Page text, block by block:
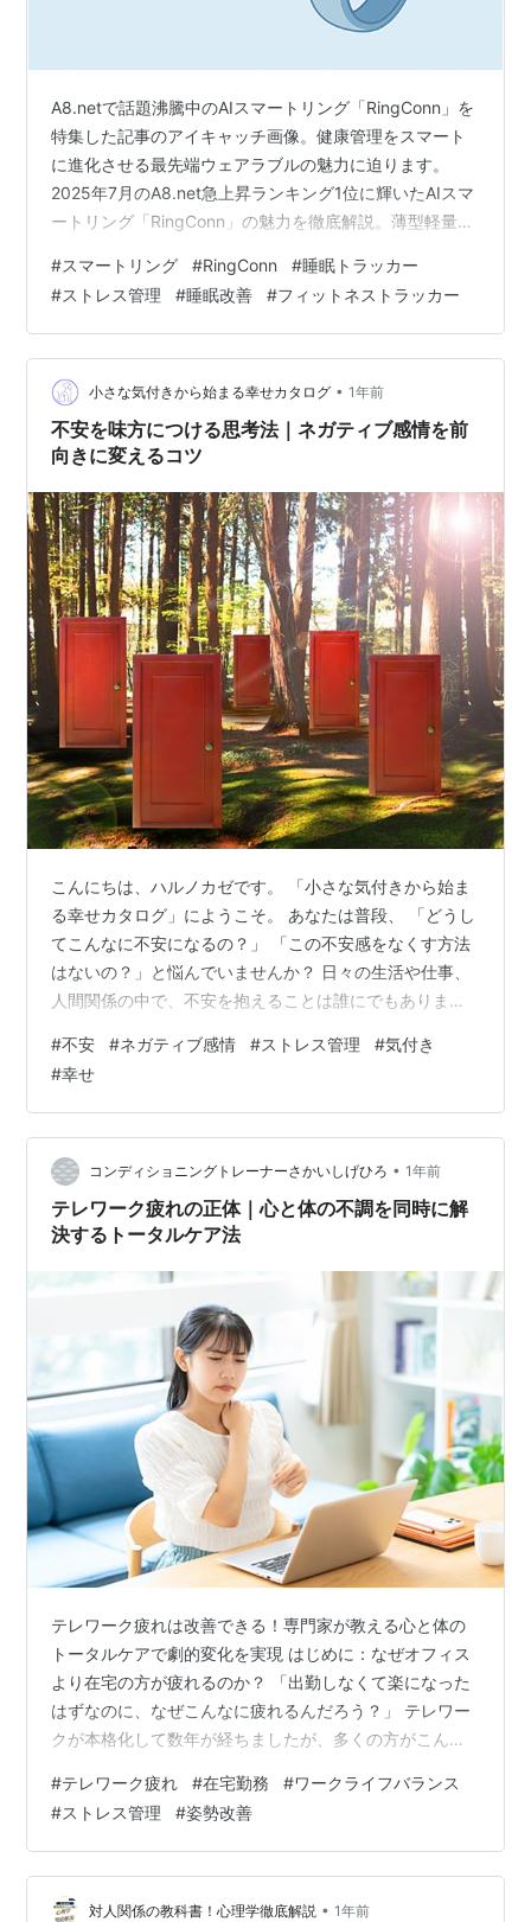
A8.netで話題沸騰中のAIスマートリング「RingConn」を
特集した記事のアイキャッチ画像。健康管理をスマート
に進化させる最先端ウェアラブルの魅力に迫ります。
2025年7月のA8.net急上昇ランキング1位に輝いたAIスマ
ートリング「RingConn」の魅力を徹底解説。薄型軽量で
の健康を24時間モニタリングする指輪型デバイスの特徴
と購入ポイントをまとめます。 ブログやSNSで商品やサ
ービスを紹介するアフィリエイトでは、何を紹介するか
で成果が大きく変わります。日本最大級の
ASP「A8.net」では、数千件あるプログラムの中から人
気の広告素…
#スマートリング #RingConn #睡眠トラッカー
#ストレス管理 #睡眠改善 #フィットネストラッカー
小さな気付きから始まる幸せカタログ • 1年前
不安を味方につける思考法｜ネガティブ感情を前
向きに変えるコツ
こんにちは、ハルノカゼです。 「小さな気付きから始ま
る幸せカタログ」にようこそ。 あなたは普段、 「どうし
てこんなに不安になるの？」 「この不安感をなくす方法
はないの？」と悩んでいませんか？ 日々の生活や仕事、
人間関係の中で、不安を抱えることは誰にでもありま
としたりしても、かえって心が疲れてしまうことも。 今
日は、不安という感情を「敵」ではなく「味方」として
捉える思考の切り替え方についてお話ししたいと思いま
す。 不安に振り回されない心の持ち方や、実践できる具
体的な思考法・行動法についても解説しますよ。 不安と
上手につき合うヒントを知ることで、…
#不安 #ネガティブ感情 #ストレス管理 #気付き
#幸せ
コンディショニングトレーナーさかいしげひろ • 1年前
テレワーク疲れの正体｜心と体の不調を同時に解
決するトータルケア法
テレワーク疲れは改善できる！専門家が教える心と体の
トータルケアで劇的変化を実現 はじめに：なぜオフィス
より在宅の方が疲れるのか？ 「出勤しなくて楽になった
はずなのに、なぜこんなに疲れるんだろう？」 テレワー
クが本格化して数年が経ちましたが、多くの方がこんな
運動指導士として20年以上、延べ3000人以上の治療に携
わってきた経験から言えることは、テレワーク疲れは従
来の疲労とは全く異なる複合的な問題だということで
す。 甲子園出場校のトレーナー、BMXアジア王者の指導
を通じて培った知見と、愛知県弥富市での治療院運営で
#テレワーク疲れ #在宅勤務 #ワークライフバランス
#ストレス管理 #姿勢改善
対人関係の教科書！心理学徹底解説 • 1年前